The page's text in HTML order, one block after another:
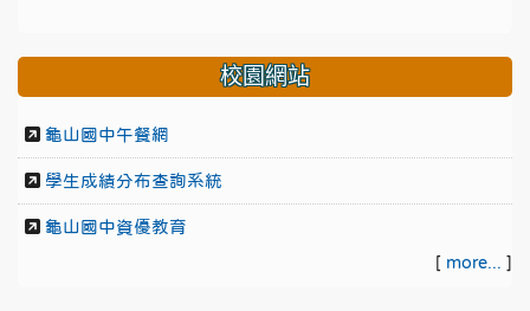
校園網站
龜山國中午餐網
學生成績分布查詢系統
龜山國中資優教育
[ more... ]